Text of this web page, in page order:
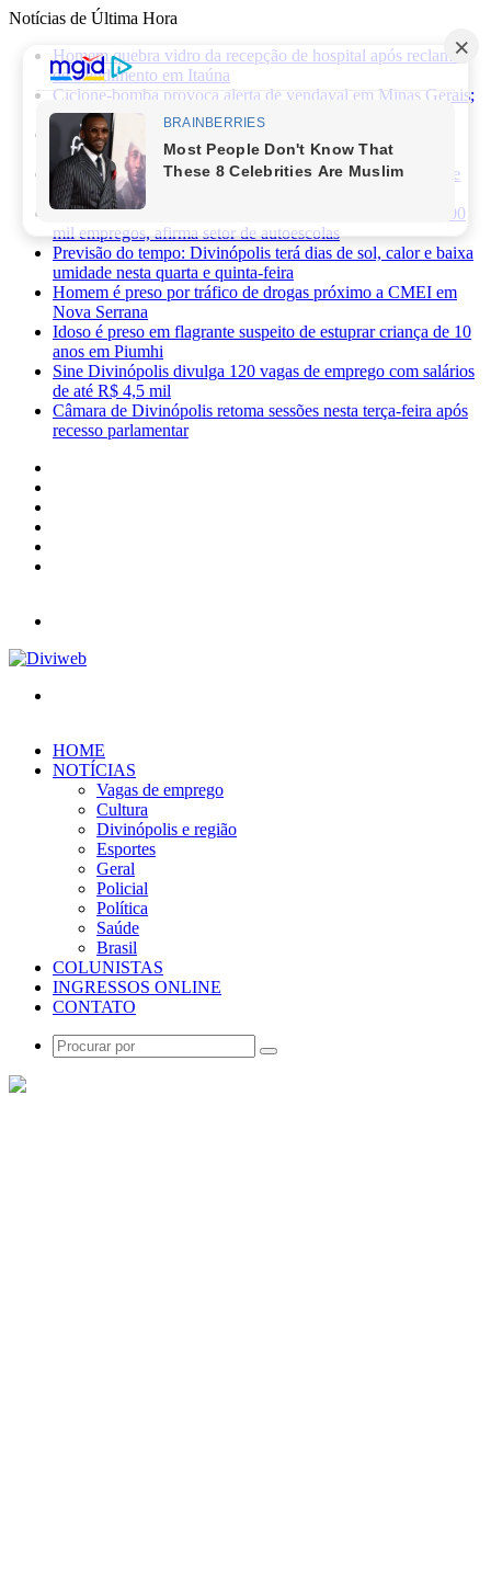
Notícias de Última Hora
Homem quebra vidro da recepção de hospital após reclamar
de atendimento em Itaúna
Ciclone-bomba provoca alerta de vendaval em Minas Gerais;
veja os impactos previstos para Divinópolis
Homem morre após sofrer choque elétrico e cair de oito
metros durante manutenção em academia
PRF apreende 75 mil maços de cigarros contrabandeados e
prende motorista na BR-262
Novas regras da CNH já provocaram perda de cerca de 100
mil empregos, afirma setor de autoescolas
Previsão do tempo: Divinópolis terá dias de sol, calor e baixa
umidade nesta quarta e quinta-feira
Homem é preso por tráfico de drogas próximo a CMEI em
Nova Serrana
Idoso é preso em flagrante suspeito de estuprar criança de 10
anos em Piumhi
Sine Divinópolis divulga 120 vagas de emprego com salários
de até R$ 4,5 mil
Câmara de Divinópolis retoma sessões nesta terça-feira após
recesso parlamentar
HOME
NOTÍCIAS
Vagas de emprego
Cultura
Divinópolis e região
Esportes
Geral
Policial
Política
Saúde
Brasil
COLUNISTAS
INGRESSOS ONLINE
CONTATO
Procurar